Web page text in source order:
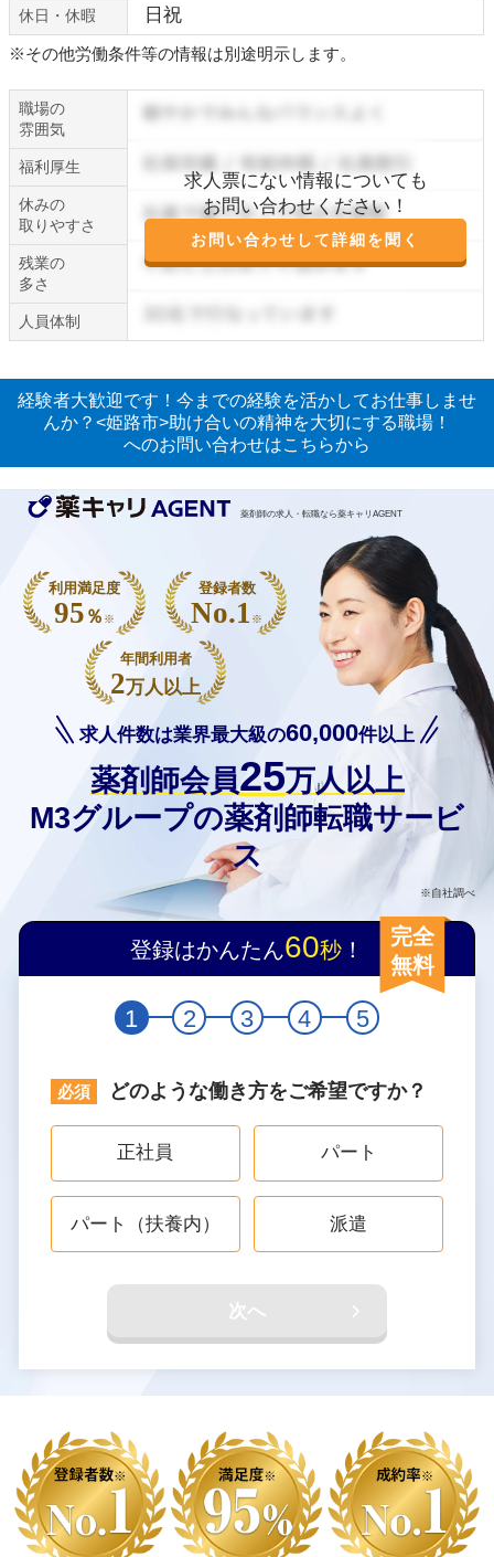
休日・休暇 日祝
※その他労働条件等の情報は別途明示します。
職場の
雰囲気
求人票にない情報についても
お問い合わせください！
お問い合わせして詳細を聞く
福利厚生
休みの
取りやすさ
残業の
多さ
人員体制
経験者大歓迎です！今までの経験を活かしてお仕事しませ
んか？<姫路市>助け合いの精神を大切にする職場！
へのお問い合わせはこちらから
薬剤師の求人・転職なら薬キャリAGENT
求人件数は業界最大級の60,000件以上
薬剤師会員25万人以上
M3グループの薬剤師転職サービ
ス
※自社調べ
利用満足度
95 ％ ※
登録者数
No.1 ※
年間利用者
2万人以上
登録はかんたん60秒 ！
完全
無料
1 2 3 4 5
どのような働き方をご希望ですか？
正社員 パート
パート（扶養内） 派遣
次へ